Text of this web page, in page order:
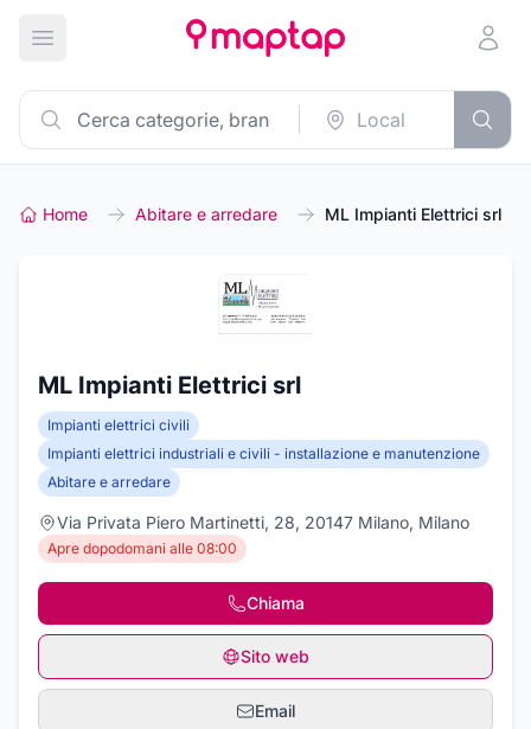
Apri menu principale
Home Abitare e arredare ML Impianti Elettrici srl
ML Impianti Elettrici srl
Impianti elettrici civili
Impianti elettrici industriali e civili - installazione e manutenzione
Abitare e arredare
Via Privata Piero Martinetti, 28, 20147 Milano, Milano
Apre dopodomani alle 08:00
Chiama
Sito web
Email